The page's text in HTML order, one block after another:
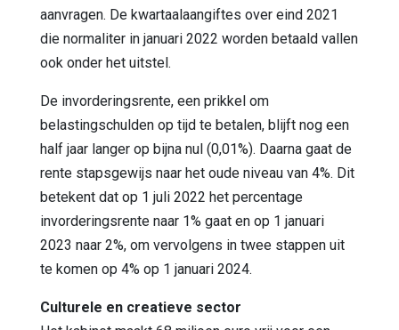
aanvragen. De kwartaalaangiftes over eind 2021
die normaliter in januari 2022 worden betaald vallen
ook onder het uitstel.
De invorderingsrente, een prikkel om
belastingschulden op tijd te betalen, blijft nog een
half jaar langer op bijna nul (0,01%). Daarna gaat de
rente stapsgewijs naar het oude niveau van 4%. Dit
betekent dat op 1 juli 2022 het percentage
invorderingsrente naar 1% gaat en op 1 januari
2023 naar 2%, om vervolgens in twee stappen uit
te komen op 4% op 1 januari 2024.
Culturele en creatieve sector